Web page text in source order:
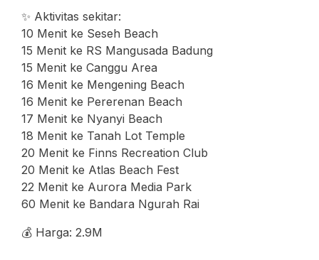
✨ Aktivitas sekitar:
10 Menit ke Seseh Beach
15 Menit ke RS Mangusada Badung
15 Menit ke Canggu Area
16 Menit ke Mengening Beach
16 Menit ke Pererenan Beach
17 Menit ke Nyanyi Beach
18 Menit ke Tanah Lot Temple
20 Menit ke Finns Recreation Club
20 Menit ke Atlas Beach Fest
22 Menit ke Aurora Media Park
60 Menit ke Bandara Ngurah Rai
💰 Harga: 2.9M